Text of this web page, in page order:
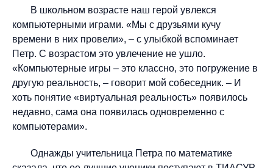
В школьном возрасте наш герой увлекся
компьютерными играми. «Мы с друзьями кучу
времени в них провели», – с улыбкой вспоминает
Петр. С возрастом это увлечение не ушло.
«Компьютерные игры – это классно, это погружение в
другую реальность, – говорит мой собеседник. – И
хоть понятие «виртуальная реальность» появилось
недавно, сама она появилась одновременно с
компьютерами».
Однажды учительница Петра по математике